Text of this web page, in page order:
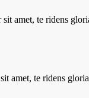
amet, te ridens
amet, te ridens